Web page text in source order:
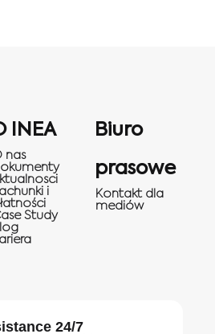
INEA
nas
i
Study
Biuro
prasowe
Kontakt dla
mediów
24/7